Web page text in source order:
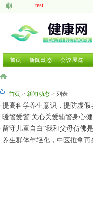
test
脑机接口的研究现状与
中医药现代化发展大有
呼吸道疾病如何防治
2025 HCE广州国际健康
2025北京国际养老养生
2026年第三届广西国际
首页 新闻动态 会议展览
首页 > 新闻动态 > 列表
·提高科学养生意识，提防虚假
·暖警爱警 关心关爱辅警身心
· 留守儿童自白“我和父母仿佛
· 养生群体年轻化，中医推拿再